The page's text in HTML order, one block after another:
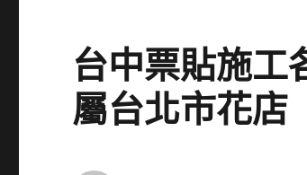
台中票貼施工
屬台北市花店